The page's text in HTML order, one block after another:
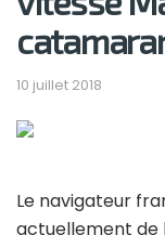
10 juillet 2018
Le navigateur
actuellement de